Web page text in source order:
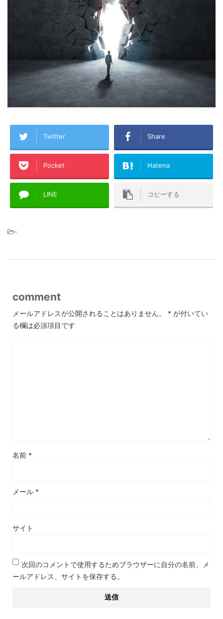
Twitter Share
Pocket Hatena
LINE コピーする
-
comment
メールアドレスが公開されることはありません。 * が付いてい
る欄は必須項目です
名前 *
メール *
サイト
次回のコメントで使用するためブラウザーに自分の名前、メ
ールアドレス、サイトを保存する。